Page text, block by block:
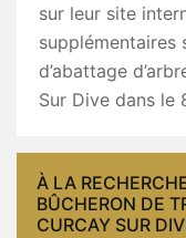
sur leur site
supplémentaires
d’abattage
Sur Dive dans le
À LA
BÛCHERON DE
CURCAY SUR